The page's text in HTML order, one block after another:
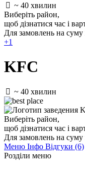
~ 40 хвилин
Виберіть район,
щоб дізнатися час і
Для замовлень на суму
+1
KFC
~ 40 хвилин
Виберіть район,
щоб дізнатися час і
Для замовлень на суму
Меню Інфо Відгуки (6)
Розділи меню